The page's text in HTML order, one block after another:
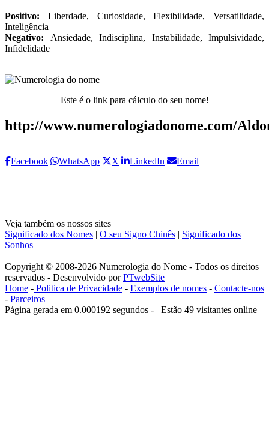
Positivo: Liberdade, Curiosidade, Flexibilidade, Versatilidade,
Inteligência
Negativo: Ansiedade, Indisciplina, Instabilidade, Impulsividade,
Infidelidade
Este é o link para cálculo do seu nome!
http://www.numerologiadonome.com/
Facebook WhatsApp X LinkedIn Email
Veja também os nossos sites
Significado dos Nomes
O seu Signo Chinês
Significado dos
Sonhos
Copyright © 2008-2026 Numerologia do Nome - Todos os direitos
reservados - Desenvolvido porPTwebSite
Home - Politica de Privacidade - Exemplos de nomes - Contacte-nos
- Parceiros
Página gerada em 0.000192 segundos - Estão 49 visitantes online